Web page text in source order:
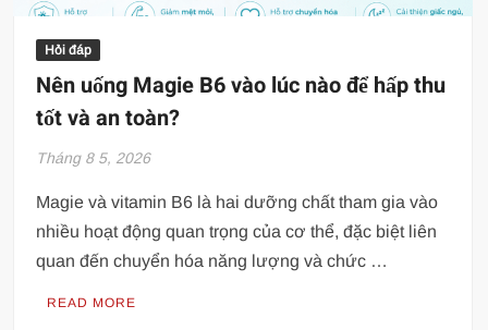
Hỏi đáp
Nên uống Magie B6 vào lúc nào để hấp thu
tốt và an toàn?
Tháng 8 5, 2026
Magie và vitamin B6 là hai dưỡng chất tham gia vào
nhiều hoạt động quan trọng của cơ thể, đặc biệt liên
quan đến chuyển hóa năng lượng và chức …
READ MORE